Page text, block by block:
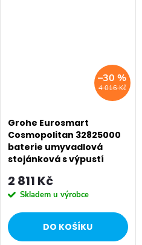
4 016 Kč
–30 %
Grohe Eurosmart
Cosmopolitan 32825000
baterie umyvadlová
stojánková s výpustí
2 811 Kč
Skladem u výrobce
DO KOŠÍKU